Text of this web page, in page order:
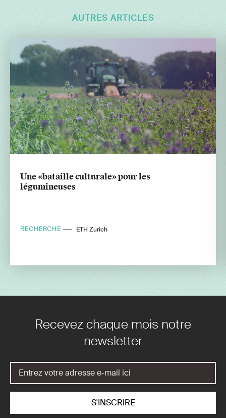
AUTRES ARTICLES
Une «bataille culturale» pour les
légumineuses
RECHERCHE ETH Zurich
Recevez chaque mois notre
newsletter